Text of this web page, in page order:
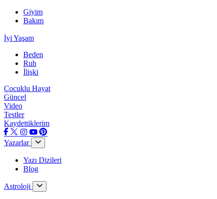
Giyim
Bakım
İyi Yaşam
Beden
Ruh
İlişki
Çocuklu Hayat
Güncel
Video
Testler
Kaydettiklerim
Yazarlar
Yazı Dizileri
Blog
Astroloji